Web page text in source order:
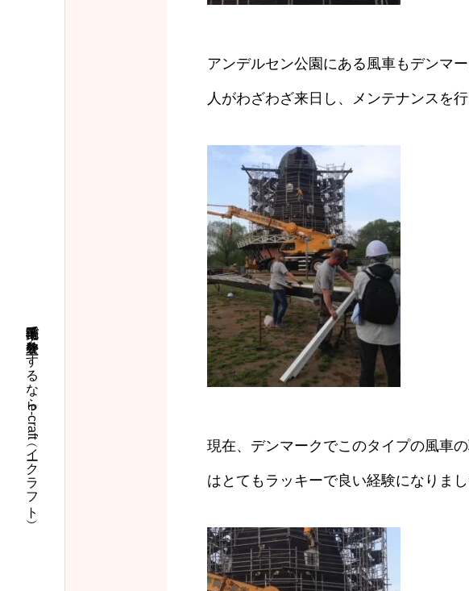
千葉市稲毛区で外壁塗装をするならe-craft（イークラフト）
アンデルセン公園にある風車もデンマ
人がわざわざ来日し、メンテナンスを
現在、デンマークでこのタイプの風車
はとてもラッキーで良い経験になりまし